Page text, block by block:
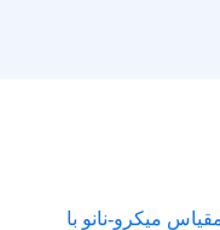
میکرو-نانو با